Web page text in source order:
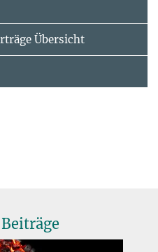
Übersicht